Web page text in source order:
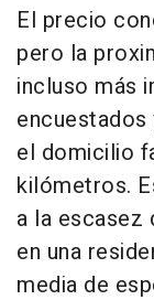
El precio
pero la
incluso más
encuestados
el domicilio
kilómetros.
a la escasez
en una
media de